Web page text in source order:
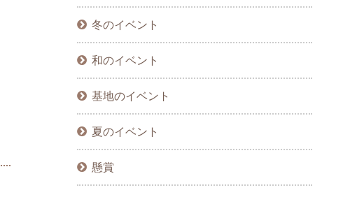
冬のイベント
和のイベント
基地のイベント
夏のイベント
懸賞